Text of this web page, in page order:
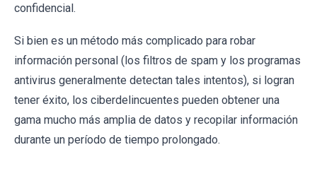
confidencial.
Si bien es un método más complicado para robar
información personal (los filtros de spam y los programas
antivirus generalmente detectan tales intentos), si logran
tener éxito, los ciberdelincuentes pueden obtener una
gama mucho más amplia de datos y recopilar información
durante un período de tiempo prolongado.